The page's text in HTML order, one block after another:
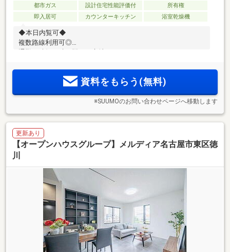
都市ガス 設計住宅性能評価付
所有権
即入居可
カウンターキッチン 浴室乾燥機
◆本日内覧可◆
複数路線利用可◎
資料をもらう(無料)
※SUUMOのお問い合わせページへ移動します
更新あり
【オープンハウスグループ】メルディア名古屋市東区徳
川